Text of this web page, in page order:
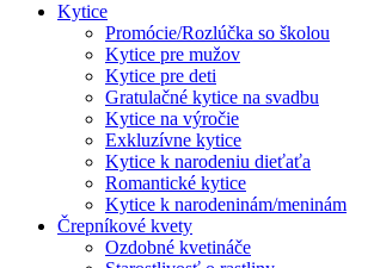
Kytice
Promócie/Rozlúčka so školou
Kytice pre mužov
Kytice pre deti
Gratulačné kytice na svadbu
Kytice na výročie
Exkluzívne kytice
Kytice k narodeniu dieťaťa
Romantické kytice
Kytice k narodeninám/meninám
Črepníkové kvety
Ozdobné kvetináče